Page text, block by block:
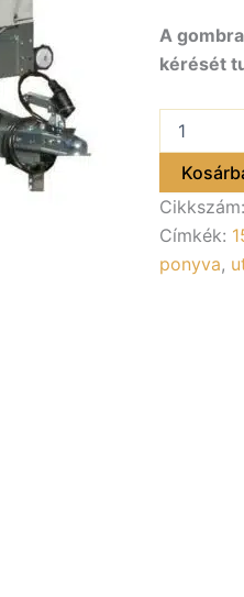
A
kérését
150
cm-
ALFA
15020AP,
45020AP
Cikkszám:
Címkék:
ponyva,